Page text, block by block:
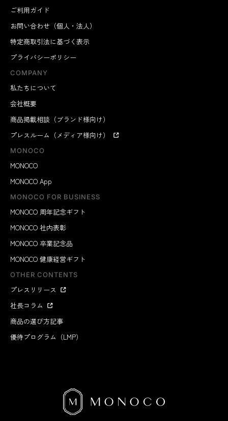
ご利用ガイド
お問い合わせ（個人・法人）
特定商取引法に基づく表示
プライバシーポリシー
COMPANY
私たちについて
会社概要
商品掲載相談（ブランド様向け）
プレスルーム（メディア様向け）
MONOCO
MONOCO
MONOCO App
MONOCO FOR BUSINESS
MONOCO 周年記念ギフト
MONOCO 社内表彰
MONOCO 卒業記念品
MONOCO 健康経営ギフト
OTHER CONTENTS
プレスリリース
社長コラム
商品の選び方記事
優待プログラム（LMP）